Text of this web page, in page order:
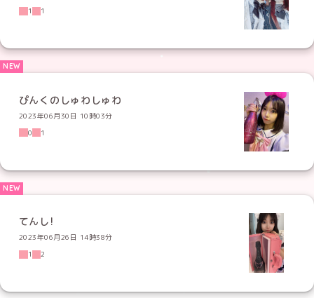
1
1
ぴんくのしゅわしゅわ
2023年06月30日 10時03分
0
1
てんし!
2023年06月26日 14時38分
1
2